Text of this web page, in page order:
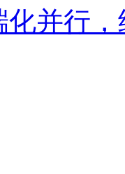
并行